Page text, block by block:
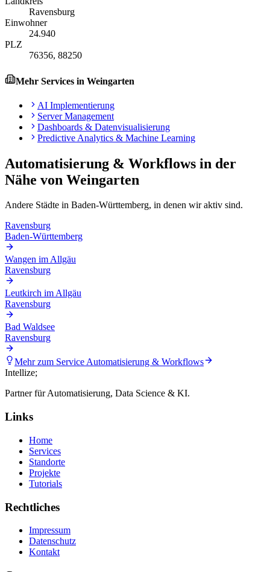
Ravensburg
Einwohner
24.940
PLZ
76356, 88250
Mehr Services in Weingarten
AI Implementierung
Server Management
Dashboards & Datenvisualisierung
Predictive Analytics & Machine Learning
Automatisierung & Workflows in der
Nähe von Weingarten
Andere Städte in Baden-Württemberg, in denen wir aktiv sind.
Ravensburg
Baden-Württemberg
Wangen im Allgäu
Ravensburg
Leutkirch im Allgäu
Ravensburg
Bad Waldsee
Ravensburg
Mehr zum ServiceAutomatisierung & Workflows
Intellize;
Partner für Automatisierung, Data Science & KI.
Links
Home
Services
Standorte
Projekte
Tutorials
Rechtliches
Impressum
Datenschutz
Kontakt